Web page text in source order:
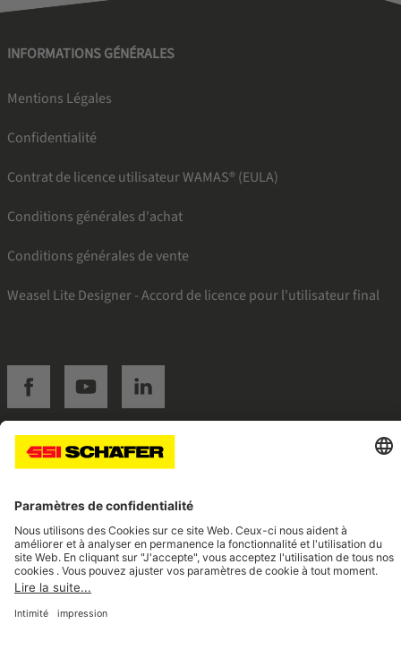
INFORMATIONS GÉNÉRALES
Mentions Légales
Confidentialité
Contrat de licence utilisateur WAMAS® (EULA)
Conditions générales d'achat
Conditions générales de vente
Weasel Lite Designer - Accord de licence pour l'utilisateur final
SSI facebookSSI youtubeSSI linkedin
Navigate to home page
© 2026